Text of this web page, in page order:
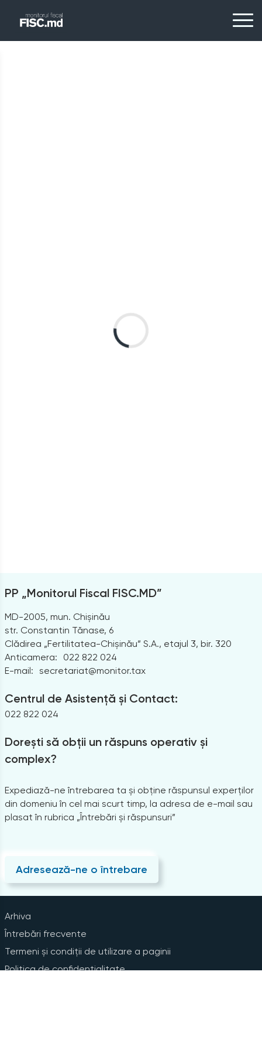
PP „Monitorul Fiscal FISC.MD”
MD-2005, mun. Chișinău
str. Constantin Tănase, 6
Clădirea „Fertilitatea-Chișinău” S.A., etajul 3, bir. 320
Anticamera:
022 822 024
E-mail: secretariat@monitor.tax
Centrul de Asistență și Contact:
022 822 024
Dorești să obții un răspuns operativ și
complex?
Expediază-ne întrebarea ta și obține răspunsul experților
din domeniu în cel mai scurt timp, la adresa de e-mail sau
plasat în rubrica „Întrebări și răspunsuri”
Adresează-ne o întrebare
Arhiva
Întrebări frecvente
Termeni și condiții de utilizare a paginii
Politica de confidențialitate